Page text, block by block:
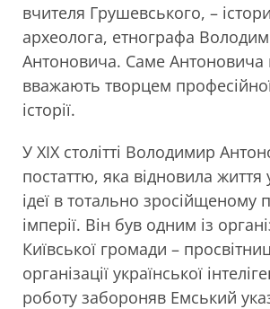
вчителя Грушевського, –
археолога, етнографа
Антоновича. Саме Антоновича
вважають творцем
історії.
У XIX столітті Володимир
постаттю, яка відновила життя
ідеї в тотально зросійщеному
імперії. Він був одним із
Київської громади –
організації української
роботу забороняв Емський